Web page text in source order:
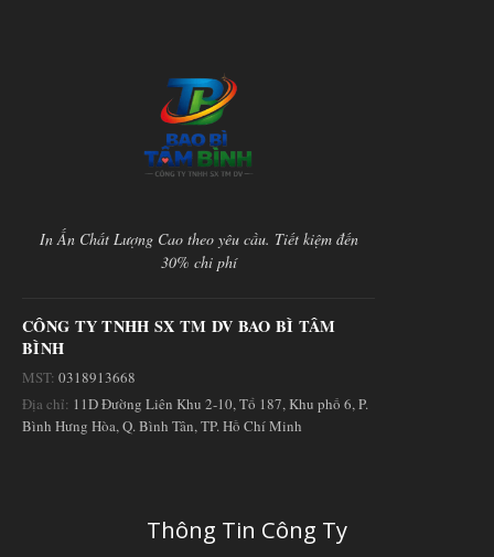
In Ấn Chất Lượng Cao theo yêu cầu. Tiết kiệm đến
30% chi phí
CÔNG TY TNHH SX TM DV BAO BÌ TÂM
BÌNH
MST: 0318913668
Địa chỉ: 11D Đường Liên Khu 2-10, Tổ 187, Khu phố 6, P.
Bình Hưng Hòa, Q. Bình Tân, TP. Hồ Chí Minh
Thông Tin Công Ty